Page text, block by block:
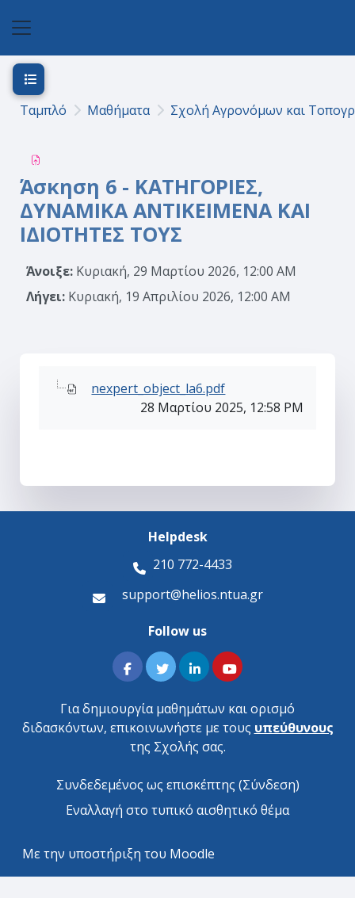
Ταμπλό Μαθήματα Σχολή Αγρονόμων και
Άσκηση 6 - ΚΑΤΗΓΟΡΙΕΣ,
ΔΥΝΑΜΙΚΑ ΑΝΤΙΚΕΙΜΕΝΑ ΚΑΙ
ΙΔΙΟΤΗΤΕΣ ΤΟΥΣ
Άνοιξε: Κυριακή, 29 Μαρτίου 2026, 12:00 AM
Λήγει: Κυριακή, 19 Απριλίου 2026, 12:00 AM
Άνοιγμα ευρετηρίου μαθήματος
nexpert_object_la6.pdf
28 Μαρτίου 2025, 12:58 PM
Helpdesk
210 772-4433
support@helios.ntua.gr
Follow us
Για δημιουργία μαθημάτων και ορισμό
διδασκόντων, επικοινωνήστε με τους υπεύθυνους
της Σχολής σας.
Συνδεδεμένος ως επισκέπτης (Σύνδεση)
Εναλλαγή στο τυπικό αισθητικό θέμα
Με την υποστήριξη του Moodle